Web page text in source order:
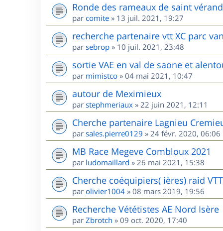
Ronde des rameaux de saint
par comite » 13 juil. 2021, 19:27
recherche partenaire vtt XC parc
par sebrop » 10 juil. 2021, 23:48
sortie VAE en val de saone et
par mimistco » 04 mai 2021, 10:47
autour de Meximieux
par stephmeriaux » 22 juin 2021, 12:11
Cherche partenaire Lagnieu
par sales.pierre0129 » 24 févr. 2020, 06:06
MB Race Megeve Combloux 2021
par ludomaillard » 26 mai 2021, 15:38
Cherche coéquipiers( ières) raid
par olivier1004 » 08 mars 2019, 19:56
Recherche Vététistes AE Nord Isère
par Zbrotch » 09 oct. 2020, 17:40